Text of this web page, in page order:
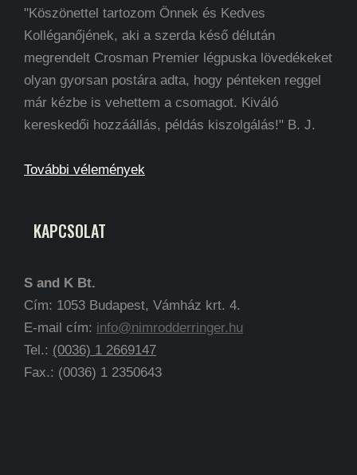
"Köszönettel tartozom Önnek és Kedves
Kolléganőjének, aki a szerda késő délután
megrendelt Crosman Premier légpuska lövedékeket
olyan gyorsan postára adta, hogy pénteken reggel
már kézbe is vehettem a csomagot. Kiváló
kereskedői hozzáállás, példás kiszolgálás!" B. J.
További vélemények
KAPCSOLAT
S and K Bt.
Cím: 1053 Budapest, Vámház krt. 4.
E-mail cím: info@nimrodderringer.hu
Tel.: (0036) 1 2669147
Fax.: (0036) 1 2350643